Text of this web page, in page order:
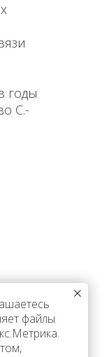
годы
С.-
файлы